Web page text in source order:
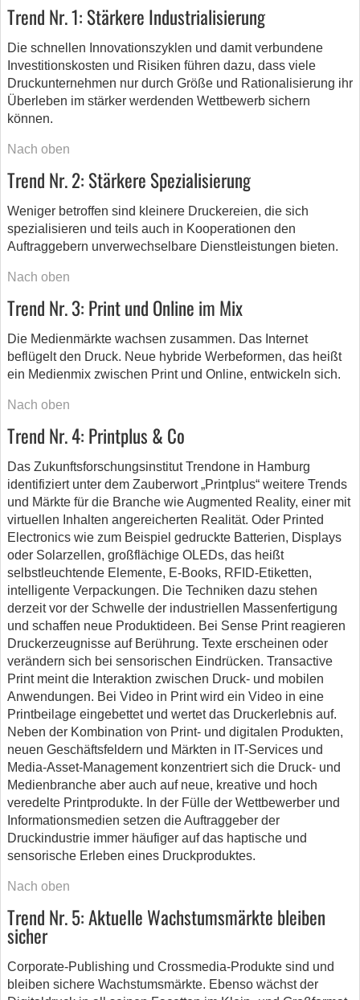
Trend Nr. 1: Stärkere Industrialisierung
Die schnellen Innovationszyklen und damit verbundene
Investitionskosten und Risiken führen dazu, dass viele
Druckunternehmen nur durch Größe und Rationalisierung ihr
Überleben im stärker werdenden Wettbewerb sichern
können.
Nach oben
Trend Nr. 2: Stärkere Spezialisierung
Weniger betroffen sind kleinere Druckereien, die sich
spezialisieren und teils auch in Kooperationen den
Auftraggebern unverwechselbare Dienstleistungen bieten.
Nach oben
Trend Nr. 3: Print und Online im Mix
Die Medienmärkte wachsen zusammen. Das Internet
beflügelt den Druck. Neue hybride Werbeformen, das heißt
ein Medienmix zwischen Print und Online, entwickeln sich.
Nach oben
Trend Nr. 4: Printplus & Co
Das Zukunftsforschungsinstitut Trendone in Hamburg
identifiziert unter dem Zauberwort „Printplus“ weitere Trends
und Märkte für die Branche wie Augmented Reality, einer mit
virtuellen Inhalten angereicherten Realität. Oder Printed
Electronics wie zum Beispiel gedruckte Batterien, Displays
oder Solarzellen, großflächige OLEDs, das heißt
selbstleuchtende Elemente, E-Books, RFID-Etiketten,
intelligente Verpackungen. Die Techniken dazu stehen
derzeit vor der Schwelle der industriellen Massenfertigung
und schaffen neue Produktideen. Bei Sense Print reagieren
Druckerzeugnisse auf Berührung. Texte erscheinen oder
verändern sich bei sensorischen Eindrücken. Transactive
Print meint die Interaktion zwischen Druck- und mobilen
Anwendungen. Bei Video in Print wird ein Video in eine
Printbeilage eingebettet und wertet das Druckerlebnis auf.
Neben der Kombination von Print- und digitalen Produkten,
neuen Geschäftsfeldern und Märkten in IT-Services und
Media-Asset-Management konzentriert sich die Druck- und
Medienbranche aber auch auf neue, kreative und hoch
veredelte Printprodukte. In der Fülle der Wettbewerber und
Informationsmedien setzen die Auftraggeber der
Druckindustrie immer häufiger auf das haptische und
sensorische Erleben eines Druckproduktes.
Nach oben
Trend Nr. 5: Aktuelle Wachstumsmärkte bleiben
sicher
Corporate-Publishing und Crossmedia-Produkte sind und
bleiben sichere Wachstumsmärkte. Ebenso wächst der